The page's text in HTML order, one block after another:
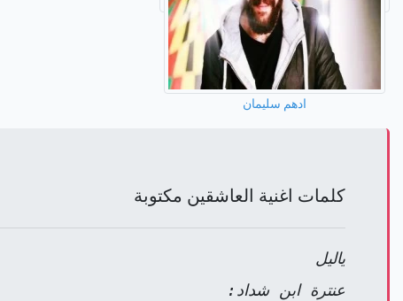
ادهم سليمان
كلمات اغنية العاشقين مكتوبة
ياليل
عنترة ابن شداد: